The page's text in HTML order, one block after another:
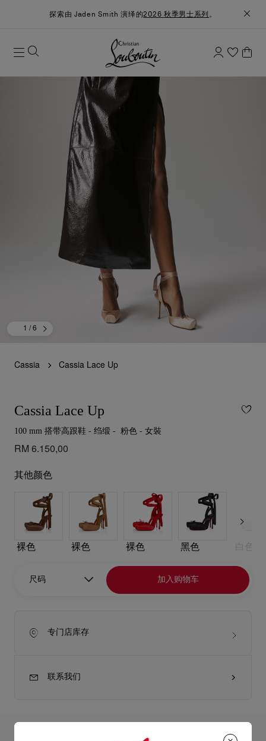
探索由 Jaden Smith 演绎的2026 秋季男士系列 。
1 / 6
Cassia Cassia Lace Up
Cassia Lace Up
100 mm 搭带高跟鞋 - 绉缎 - 粉色 - 女裝
RM 6.150,00
其他颜色
裸色 裸色 裸色 黑色
尺码 加入购物车
专门店库存
联系我们